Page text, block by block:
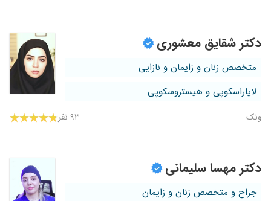
دکتر شقایق معشوری
متخصص زنان و زایمان و نازایی
لاپاراسکوپی و هیستروسکوپی
ونک ۹۳ نفر
دکتر مهسا سلیمانی
جراح و متخصص زنان و زایمان